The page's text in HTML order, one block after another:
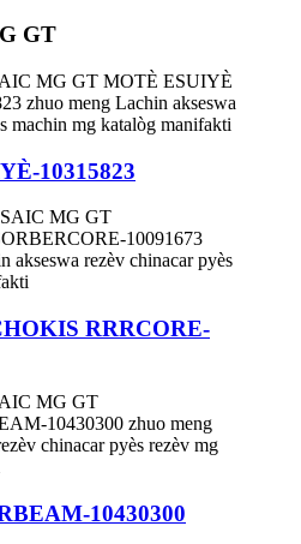
GT
10315823
RRRCORE-
10430300